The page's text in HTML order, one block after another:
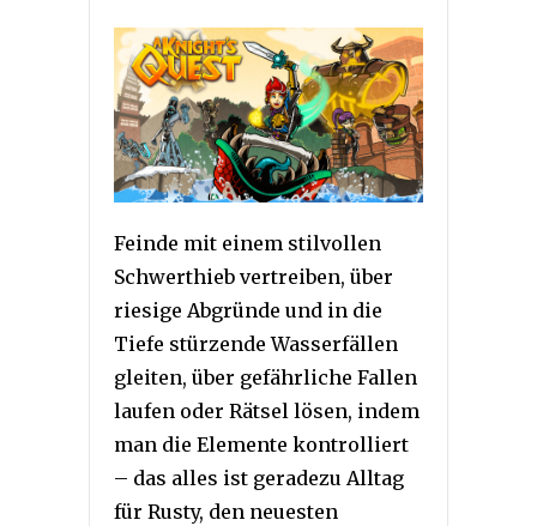
Feinde mit einem stilvollen
Schwerthieb vertreiben, über
riesige Abgründe und in die
Tiefe stürzende Wasserfällen
gleiten, über gefährliche Fallen
laufen oder Rätsel lösen, indem
man die Elemente kontrolliert
– das alles ist geradezu Alltag
für Rusty, den neuesten